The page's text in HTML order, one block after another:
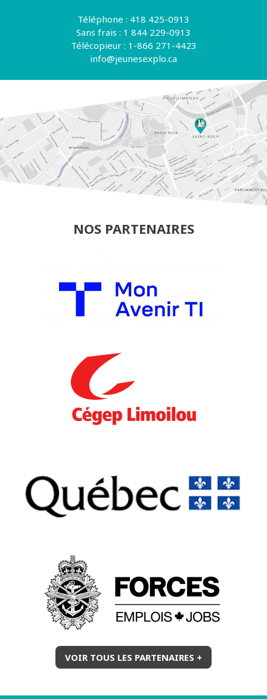
Téléphone : 418 425-0913
Sans frais : 1 844 229-0913
Télécopieur : 1-866 271-4423
info@jeunesexplo.ca
NOS PARTENAIRES
VOIR TOUS LES PARTENAIRES +